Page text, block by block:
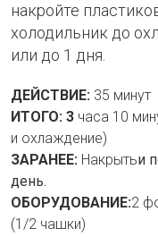
накройте
холодильник до
или до 1 дня.
ДЕЙСТВИЕ: 35 минут
ИТОГО: 3 часа 10
и охлаждение)
ЗАРАНЕЕ: Накрытьи
день.
ОБОРУДОВАНИЕ:2
(1/2 чашки)